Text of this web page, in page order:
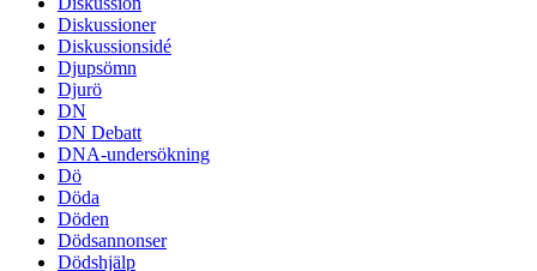
Diskussioner
Diskussionsidé
Djupsömn
Djurö
DN
DN Debatt
DNA-undersökning
Dö
Döda
Döden
Dödsannonser
Dödshjälp